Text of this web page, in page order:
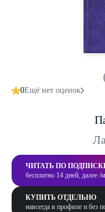
0Ещё нет оценок
ЧИТАТЬ ПО
бесплатно 14 дней, далее /
КУПИТЬ ОТДЕЛЬНО
навсегда в профиле и без